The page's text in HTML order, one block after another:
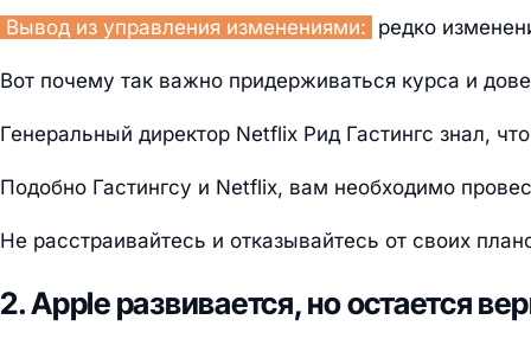
Вывод из управления изменениями: редко
Вот почему так важно придерживаться курса и
Генеральный директор Netflix Рид Гастингс знал,
Подобно Гастингсу и Netflix, вам необходимо
Не расстраивайтесь и отказывайтесь от своих
2. Apple развивается, но остается